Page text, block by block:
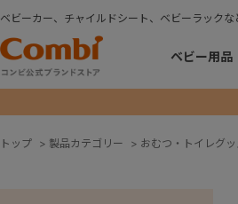
ベビーカー、チャイルドシート、ベビーラック
ベビー用品
トップ > 製品カテゴリー > おむつ・トイレグッ